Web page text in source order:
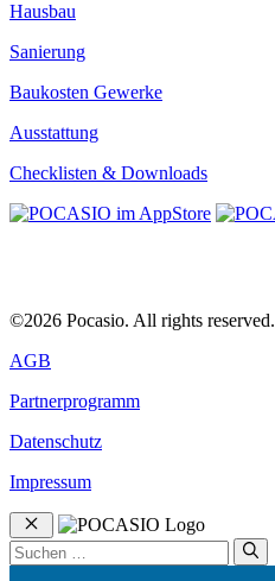
Hausbau
Sanierung
Baukosten Gewerke
Ausstattung
Checklisten & Downloads
©2026 Pocasio. All rights reserved.
AGB
Partnerprogramm
Datenschutz
Impressum
Schließen
Suchen
nach: